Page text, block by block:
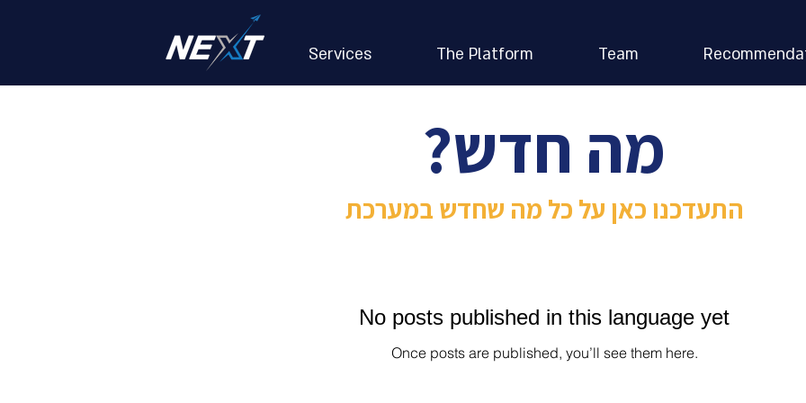
Services The Platform Team
מה חדש?
התעדכנו כאן על כל מה שחדש במערכת
No posts published in this language yet
Once posts are published, you’ll see them here.